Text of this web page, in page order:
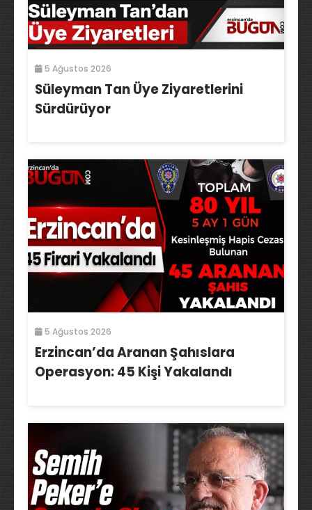
5 Ağustos 2026
Süleyman Tan Üye Ziyaretlerini
Sürdürüyor
5 Ağustos 2026
Erzincan’da Aranan Şahıslara
Operasyon: 45 Kişi Yakalandı